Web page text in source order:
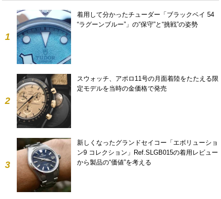
1
着用して分かったチューダー「ブラックベイ 54
“ラグーンブルー”」の“保守”と“挑戦”の姿勢
2
スウォッチ、アポロ11号の月面着陸をたたえる限
定モデルを当時の金価格で発売
3
新しくなったグランドセイコー「エボリューショ
ン9 コレクション」Ref.SLGB015の着用レビュー
から製品の“価値”を考える